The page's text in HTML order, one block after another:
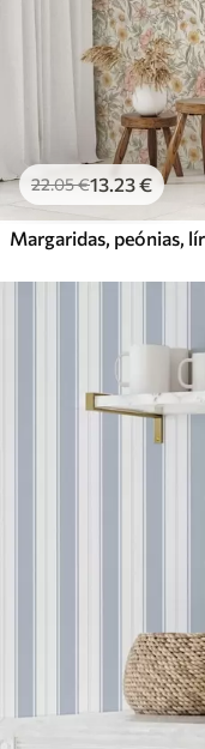
22.05€13.23€